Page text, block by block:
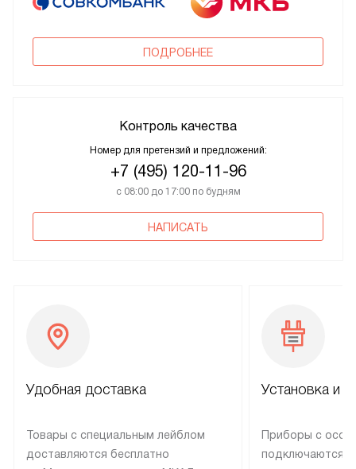
ПОДРОБНЕЕ
Контроль качества
Номер для претензий и предложений:
+7 (495) 120-11-96
с 08:00 до 17:00 по будням
НАПИСАТЬ
Удобная доставка
Товары с специальным лейблом
доставляются бесплатно
Установка и
Приборы с
подключаются к